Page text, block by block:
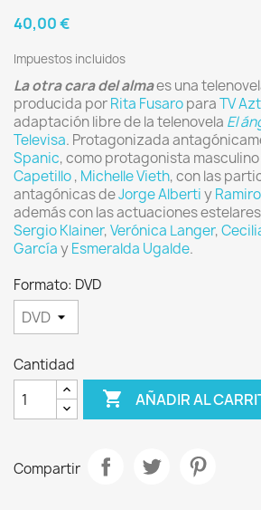
40,00 €
Impuestos incluidos
La otra cara del almaes una
producida porRita FusaroparaTV
adaptación libre de la telenovela El
Televisa. Protagonizada
Spanic, como protagonista
Capetillo, Michelle Vieth, con las
antagónicas deJorge Albertiy
además con las actuaciones
Sergio Klainer,Verónica Langer,
GarcíayEsmeralda Ugalde.
Formato: DVD
Cantidad
 AÑADIR AL
Compartir